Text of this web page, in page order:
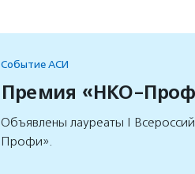
Событие АСИ
Премия «НКО-
Объявлены лауреаты I
Профи».